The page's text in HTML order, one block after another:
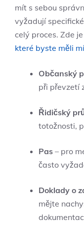
mít s sebou
vyžadují
celý proces. Zde
které byste měli
Občanský
při převzetí
Řidičský
totožnosti,
Pas – pro
často
Doklady o
mějte